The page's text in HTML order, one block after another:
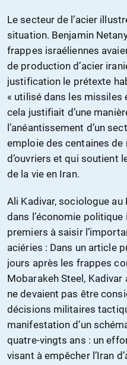
Le secteur de l’acier
situation. Benjamin
frappes israéliennes
de production d’acier
justification le prétexte
« utilisé dans les missiles
cela justifiait d’une
l’anéantissement d’un
emploie des centaines de
d’ouvriers et qui soutient
de la vie en Iran.
Ali Kadivar, sociologue
dans l’économie politique
premiers à saisir
aciéries : Dans un article
jours après les frappes
Mobarakeh Steel,
ne devaient pas être
décisions militaires
manifestation d’un
quatre-vingts ans : un
visant à empêcher l’Iran